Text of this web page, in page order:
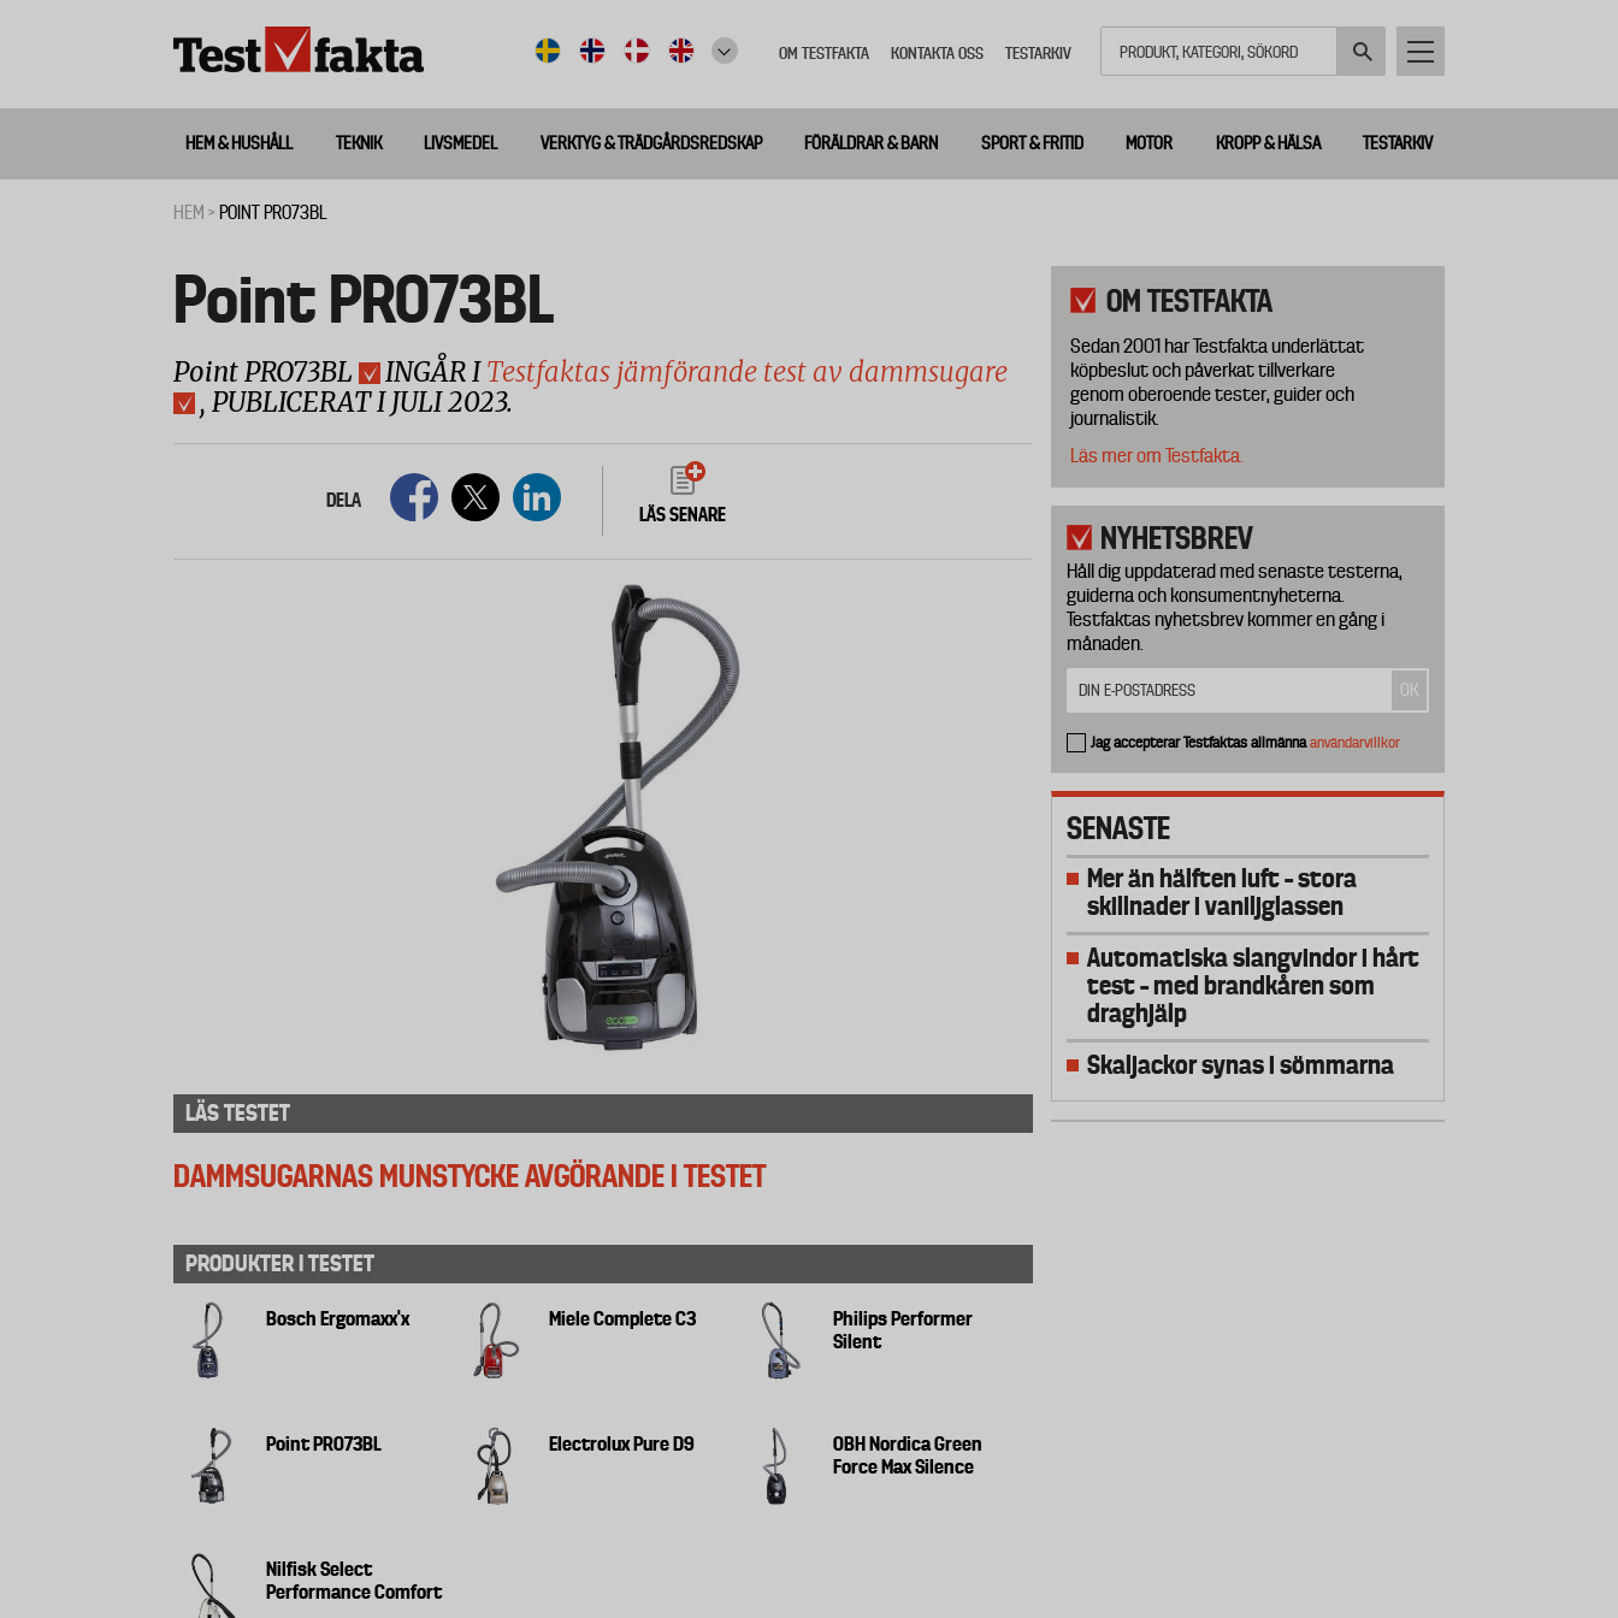
meny
OM TESTFAKTA KONTAKTA OSS TESTARKIV
Huvudmeny
ny
HEM & HUSHÅLL TEKNIK LIVSMEDEL VERKTYG & TRÄDGÅRDSREDSKAP FÖRÄLDRAR & BARN SPORT & FRITID MOTOR KROPP & HÄLSA TESTARKIV
HEM POINT PRO73BL
Point PRO73BL
Point PRO73BL INGÅR ITestfaktas jämförande test av dammsugare
, PUBLICERAT I JULI 2023.
DELA
LÄS SENARE
LÄS TESTET
DAMMSUGARNAS MUNSTYCKE AVGÖRANDE I TESTET
PRODUKTER I TESTET
Bosch Ergomaxx'x Miele Complete C3
Philips Performer
Silent
Point PRO73BL Electrolux Pure D9
OBH Nordica Green
Force Max Silence
Nilfisk Select
Performance Comfort
OM TESTFAKTA
Sedan 2001 har Testfakta underlättat
köpbeslut och påverkat tillverkare
genom oberoende tester, guider och
journalistik.
Läs mer om Testfakta.
NYHETSBREV
Håll dig uppdaterad med senaste testerna,
guiderna och konsumentnyheterna.
Testfaktas nyhetsbrev kommer en gång i
månaden.
Jag accepterar Testfaktas allmännaanvändarvillkor
SENASTE
Mer än hälften luft – stora
skillnader i vaniljglassen
Automatiska slangvindor i hårt
test – med brandkåren som
draghjälp
Skaljackor synas i sömmarna